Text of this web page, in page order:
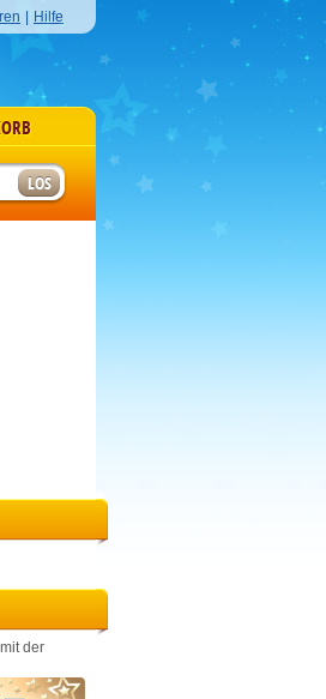
Hilfe
der